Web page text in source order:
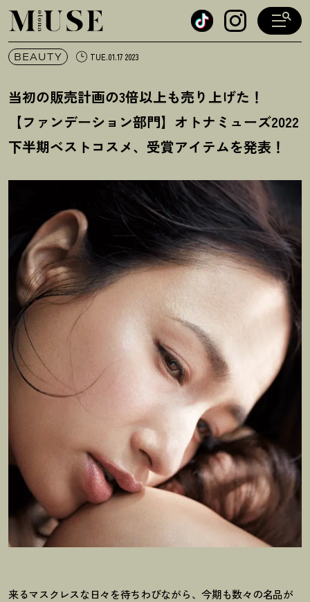
オトナミューズ ウェブ
BEAUTY TUE.01.17 2023
当初の販売計画の3倍以上も売り上げた ！
【ファンデーション部門】オトナミューズ2022
下半期ベストコスメ、受賞アイテムを発表 ！
来るマスクレスな日々を待ちわびながら、今期も数々の名品が